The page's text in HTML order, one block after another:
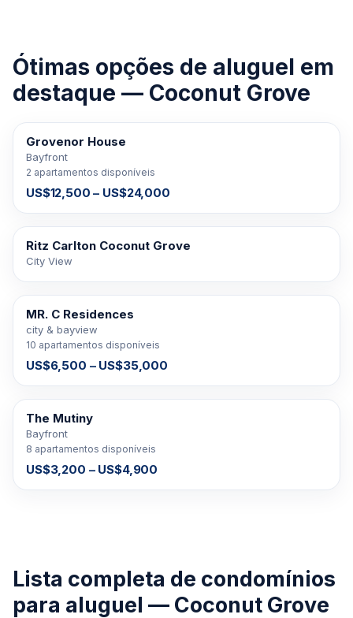
Ótimas opções de aluguel em
destaque — Coconut Grove
PARA ALUGAR
Grovenor House
Bayfront
2 apartamentos disponíveis
US$12,500 – US$24,000
PARA ALUGAR
Ritz Carlton Coconut Grove
City View
PARA ALUGAR
MR. C Residences
city & bayview
10 apartamentos disponíveis
US$6,500 – US$35,000
PARA ALUGAR
The Mutiny
Bayfront
8 apartamentos disponíveis
US$3,200 – US$4,900
Lista completa de condomínios
para aluguel — Coconut Grove